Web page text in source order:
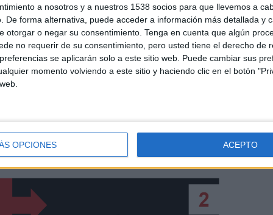
a nosotros y a nuestros 1538 socios para que llevemos a
De forma alternativa, puede acceder a información más detallada y
otorgar o negar su consentimiento. Tenga en cuenta que algún
no requerir de su consentimiento, pero usted tiene el derecho de
se aplicarán solo a este sitio web. Puede cambiar sus
momento volviendo a este sitio y haciendo clic en el botón
OPCIONES ACEPTO
arrasó durante el mes de junio, con tres de sus
Supervivientes Expressconsiguió ser la emisión